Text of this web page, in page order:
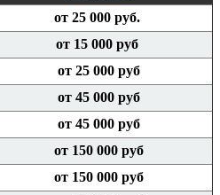
от 25 000 руб.
от 15 000 руб
от 25 000 руб
от 45 000 руб
от 45 000 руб
от 150 000 руб
от 150 000 руб